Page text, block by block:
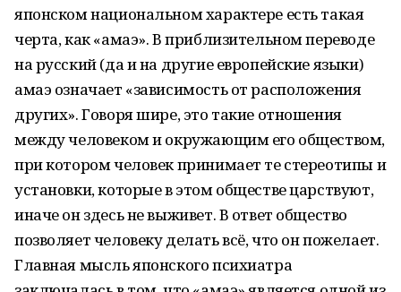
японском национальном характере есть такая
черта, как «амаэ». В приблизительном переводе
на русский (да и на другие европейские языки)
амаэ означает «зависимость от расположения
других». Говоря шире, это такие отношения
между человеком и окружающим его обществом,
при котором человек принимает те стереотипы и
установки, которые в этом обществе царствуют,
иначе он здесь не выживет. В ответ общество
позволяет человеку делать всё, что он пожелает.
Главная мысль японского психиатра